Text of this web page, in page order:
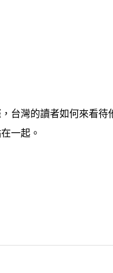
台灣的讀者如何來看待
一起。